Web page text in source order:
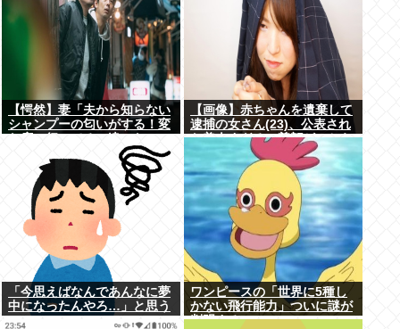
【愕然】妻「夫から知らない
シャンプーの匂いがする！変
い！！！」探偵「調べたとこ
ろ･･･」⇒結果ｗｗ
【画像】赤ちゃんを遺棄して
逮捕の女さん(23)、公表され
た美人すぎるご尊顔がこちら
「今思えばなんであんなに夢
中になったんやろ…」と思う
コンテンツ
ワンピースの「世界に5種し
かない飛行能力」ついに謎が
判明するwww